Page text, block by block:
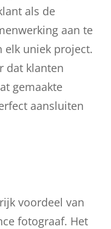
als de
aan te
elk uniek project.
dat klanten
gemaakte
aansluiten
voordeel van
fotograaf. Het